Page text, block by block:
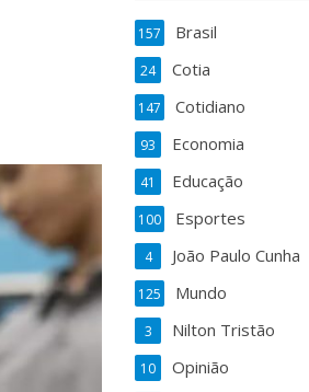
Brasil
157
Cotia
24
Cotidiano
147
Economia
93
Educação
41
Esportes
100
João Paulo Cunha
4
Mundo
125
Nilton Tristão
3
Opinião
10